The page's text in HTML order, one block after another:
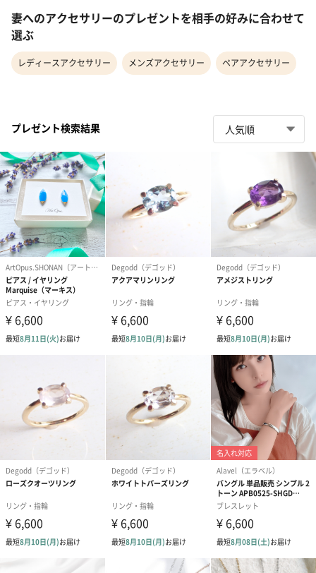
妻へのアクセサリーのプレゼントを相手の好みに合わせて
選ぶ
レディースアクセサリー メンズアクセサリー ペアアクセサリー
プレゼント検索結果